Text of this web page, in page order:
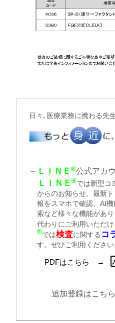
日々､医療業務に携わる先
～ ＬＩＮＥ ®公式アカ
ＬＩＮＥ ®では新型コ
からのお知らせ、最新
報をスマホで確認、AI
索など様々な機能があ
代わりにご利用いただけ
®では検査に関する コ
す。ぜひご利用ください
PDFはこちら →
追加登録はこち